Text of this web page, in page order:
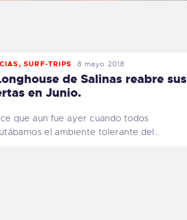
CARRITO
FAMILY
,SURF-TRIPS 8 mayo 2018
de Salinas reabre sus
en Junio.
que aun fue ayer cuando todos
el ambiente tolerante del…